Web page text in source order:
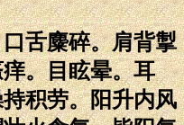
舌麋碎。肩背掣
。目眩晕。耳
积劳。阳升内风